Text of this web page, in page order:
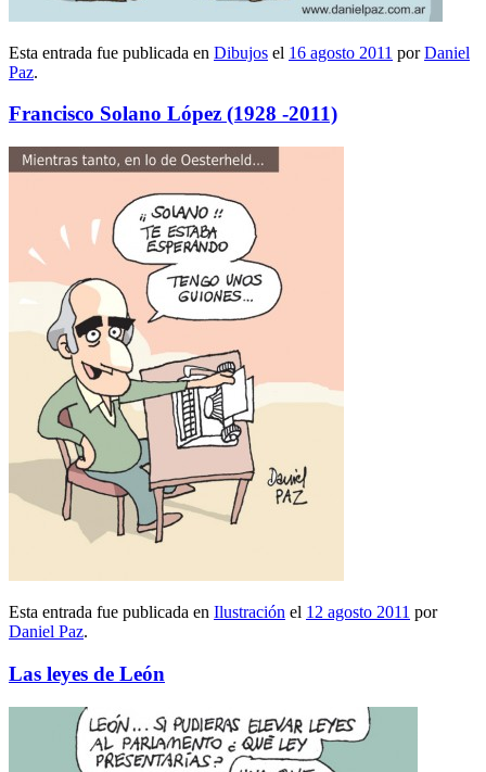
Esta entrada fue publicada en Dibujos el 16 agosto 2011 porDaniel
Paz.
Francisco Solano López (1928 -2011)
Esta entrada fue publicada en Ilustración el 12 agosto 2011 por
Daniel Paz.
Las leyes de León